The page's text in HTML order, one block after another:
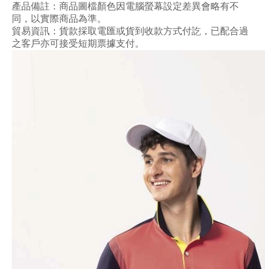
產品備註：商品圖檔顏色因電腦螢幕設定差異會略有不
同，以實際商品為準。
貿易資訊：貨款採取電匯或貨到收款方式付訖，已配合過
之客戶亦可接受短期票據支付。